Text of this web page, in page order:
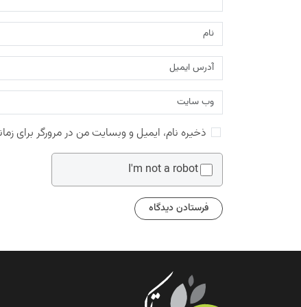
ذخیره نام، ایمیل و وبسایت من در مرورگر برای
I'm not a robot